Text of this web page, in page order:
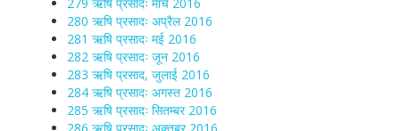
280 ऋषि प्रसादः अप्रैल 2016
281 ऋषि प्रसादः मई 2016
282 ऋषि प्रसादः जून 2016
283 ऋषि प्रसाद, जुलाई 2016
284 ऋषि प्रसादः अगस्त 2016
285 ऋषि प्रसादः सितम्बर 2016